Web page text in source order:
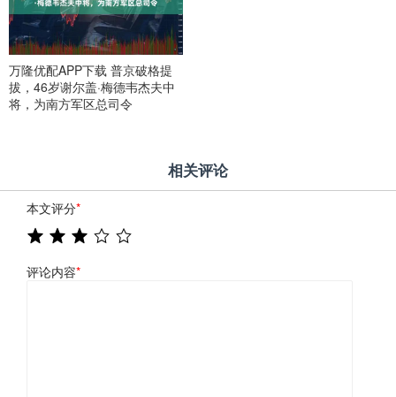
万隆优配APP下载 普京破格提
拔，46岁谢尔盖·梅德韦杰夫中
将，为南方军区总司令
相关评论
本文评分*
评论内容*